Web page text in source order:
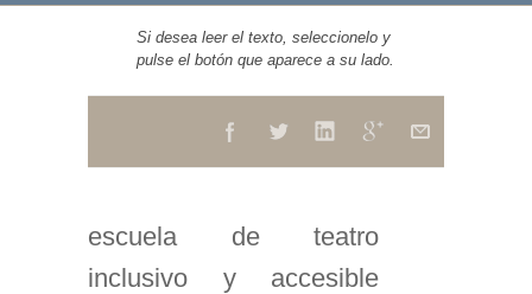
Si desea leer el texto, seleccionelo y
pulse el botón que aparece a su lado.
escuela de teatro
inclusivo y accesible